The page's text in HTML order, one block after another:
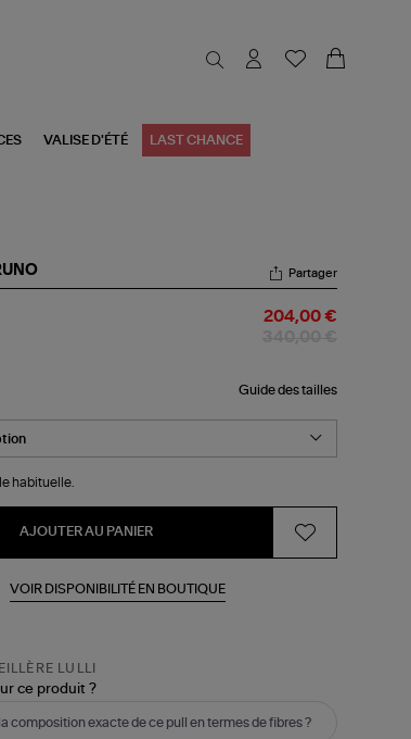
VALISE D'ÉTÉ LAST CHANCE
Partager
204,00 €
Guide des tailles
habituelle.
AJOUTER AU PANIER
VOIR DISPONIBILITÉ EN BOUTIQUE
LULLI
ce produit ?
composition exacte de ce pull en termes de fibres ?